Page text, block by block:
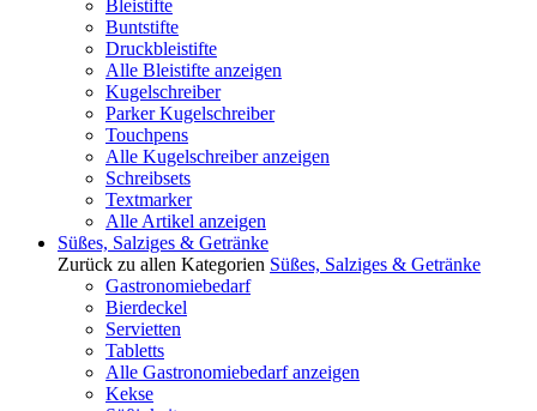
Bleistifte
Buntstifte
Druckbleistifte
Alle Bleistifte anzeigen
Kugelschreiber
Parker Kugelschreiber
Touchpens
Alle Kugelschreiber anzeigen
Schreibsets
Textmarker
Alle Artikel anzeigen
Süßes, Salziges & Getränke
Zurück zu allen Kategorien Süßes, Salziges & Getränke
Gastronomiebedarf
Bierdeckel
Servietten
Tabletts
Alle Gastronomiebedarf anzeigen
Kekse